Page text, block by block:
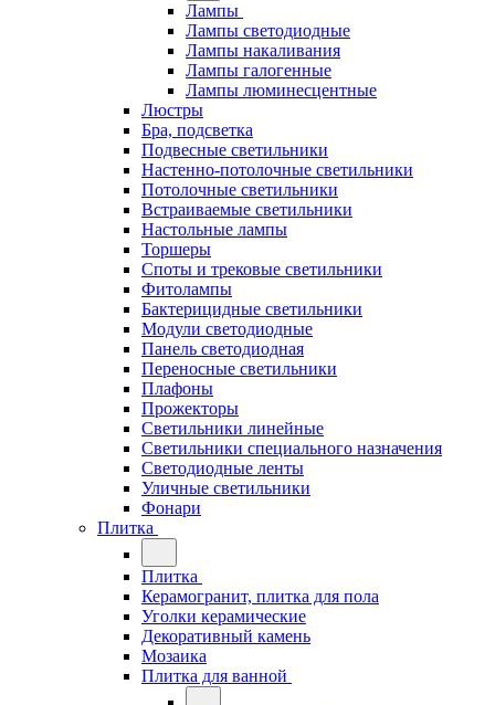
Лампы
Лампы светодиодные
Лампы накаливания
Лампы галогенные
Лампы люминесцентные
Люстры
Бра, подсветка
Подвесные светильники
Настенно-потолочные светильники
Потолочные светильники
Встраиваемые светильники
Настольные лампы
Торшеры
Споты и трековые светильники
Фитолампы
Бактерицидные светильники
Модули светодиодные
Панель светодиодная
Переносные светильники
Плафоны
Прожекторы
Светильники линейные
Светильники специального назначения
Светодиодные ленты
Уличные светильники
Фонари
Плитка
Плитка
Керамогранит, плитка для пола
Уголки керамические
Декоративный камень
Мозаика
Плитка для ванной